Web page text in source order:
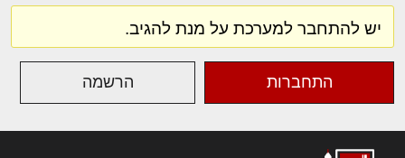
יש להתחבר למערכת על מנת להגיב.
התחברות הרשמה